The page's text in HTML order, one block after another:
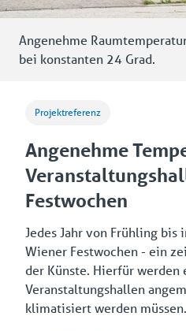
Projektreferenz
Angenehme
Festwochen
Jedes Jahr von Frühling bis
Wiener Festwochen - ein
der Künste. Hierfür werden
Veranstaltungshallen
klimatisiert werden müssen.
Angenehme
bei konstanten 24 Grad.